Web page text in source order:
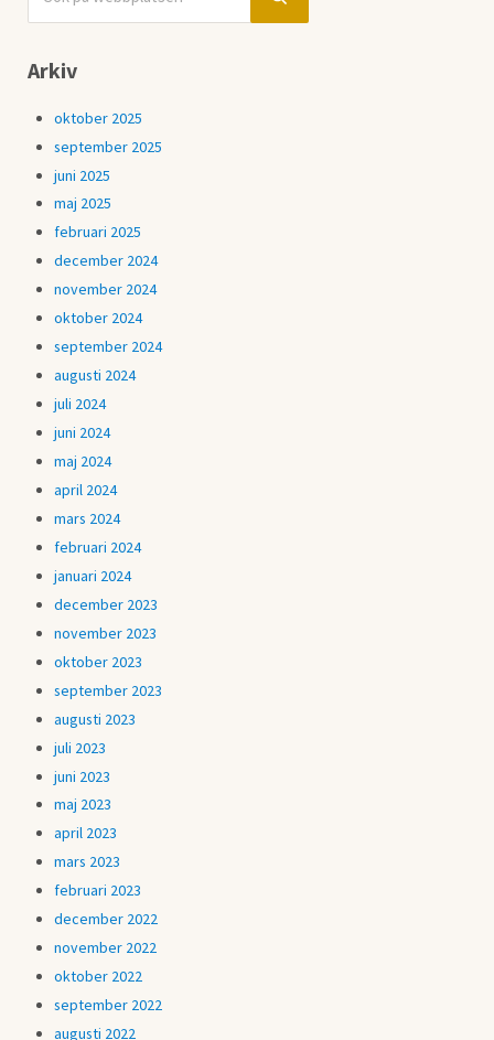
Arkiv
oktober 2025
september 2025
juni 2025
maj 2025
februari 2025
december 2024
november 2024
oktober 2024
september 2024
augusti 2024
juli 2024
juni 2024
maj 2024
april 2024
mars 2024
februari 2024
januari 2024
december 2023
november 2023
oktober 2023
september 2023
augusti 2023
juli 2023
juni 2023
maj 2023
april 2023
mars 2023
februari 2023
december 2022
november 2022
oktober 2022
september 2022
augusti 2022